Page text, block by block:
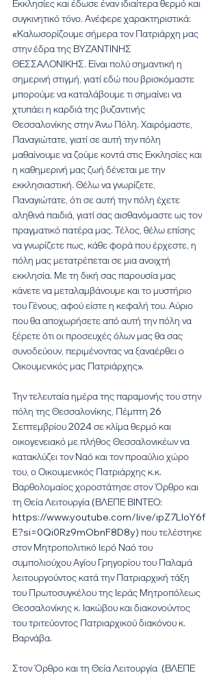
Εκκλησίες και έδωσε έναν ιδιαίτερα θερμό και
συγκινητικό τόνο. Ανέφερε χαρακτηριστικά:
«Καλωσορίζουμε σήμερα τον Πατριάρχη μας
στην έδρα της ΒΥΖΑΝΤΙΝΗΣ
ΘΕΣΣΑΛΟΝΙΚΗΣ. Είναι πολύ σημαντική η
σημερινή στιγμή, γιατί εδώ που βρισκόμαστε
μπορούμε να καταλάβουμε τι σημαίνει να
χτυπάει η καρδιά της βυζαντινής
Θεσσαλονίκης στην Άνω Πόλη. Χαιρόμαστε,
Παναγιώτατε, γιατί σε αυτή την πόλη
μαθαίνουμε να ζούμε κοντά στις Εκκλησίες και
η καθημερινή μας ζωή δένεται με την
εκκλησιαστική. Θέλω να γνωρίζετε,
Παναγιώτατε, ότι σε αυτή την πόλη έχετε
αληθινά παιδιά, γιατί σας αισθανόμαστε ως τον
πραγματικό πατέρα μας. Τέλος, θέλω επίσης
να γνωρίζετε πως, κάθε φορά που έρχεστε, η
πόλη μας μετατρέπεται σε μια ανοιχτή
εκκλησία. Με τη δική σας παρουσία μας
κάνετε να μεταλαμβάνουμε και το μυστήριο
του Γένους, αφού είστε η κεφαλή του. Αύριο
που θα αποχωρήσετε από αυτή την πόλη να
ξέρετε ότι οι προσευχές όλων μας θα σας
συνοδεύουν, περιμένοντας να ξαναέρθει ο
Οικουμενικός μας Πατριάρχης».
Την τελευταία ημέρα της παραμονής του στην
πόλη της Θεσσαλονίκης, Πέμπτη 26
Σεπτεμβρίου 2024 σε κλίμα θερμό και
οικογενειακό με πλήθος Θεσσαλονικέων να
κατακλύζει τον Ναό και τον προαύλιο χώρο
του, ο Οικουμενικός Πατριάρχης κ.κ.
Βαρθολομαίος χοροστάτησε στον Όρθρο και
τη Θεία Λειτουργία (ΒΛΕΠΕ ΒΙΝΤΕΟ:
https://www.youtube.com/live/ipZ7LloY6f
E?si=0Qi0Rz9mObnF8D8y) που τελέστηκε
στον Μητροπολιτικό Ιερό Ναό του
συμπολιούχου Αγίου Γρηγορίου του Παλαμά
λειτουργούντος κατά την Πατριαρχική τάξη
του Πρωτοσυγκέλου της Ιεράς Μητροπόλεως
Θεσσαλονίκης κ. Ιακώβου και διακονούντος
του τριτεύοντος Πατριαρχικού διακόνου κ.
Βαρνάβα.
Στον Όρθρο και τη Θεία Λειτουργία  (ΒΛΕΠΕ